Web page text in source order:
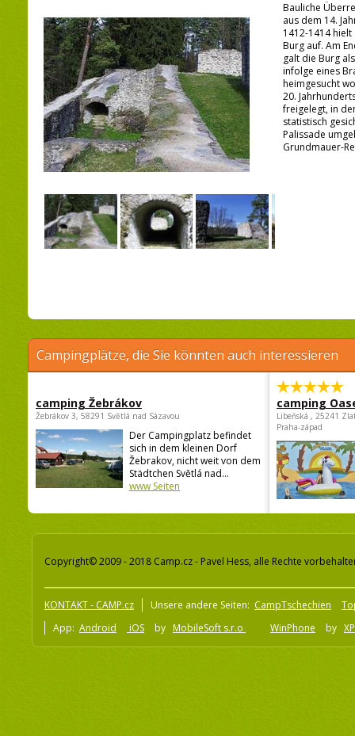
Bauliche
aus dem 14.
1412-1414 hielt
Burg auf. Am
galt die Burg
infolge eines
heimgesucht
20.
freigelegt, in
statistisch
Palissade
Grundmauer-
Campingplätze, die Sie könnten auch interessieren
camping Žebrákov
Žebrákov 3, 58291 Světlá nad Sázavou
Der Campingplatz befindet
sich in dem kleinen Dorf
Žebrakov, nicht weit von dem
Städtchen Světlá nad...
www Seiten
camping
Libeňská , 25241
Praha-západ
Copyright© 2009 - 2018 Camp.cz - Pavel Hess, alle Rechte
KONTAKT - CAMP.cz Unsere andere Seiten: CampTschechien
App: Android iOS by MobileSoft s.r.o WinPhone by